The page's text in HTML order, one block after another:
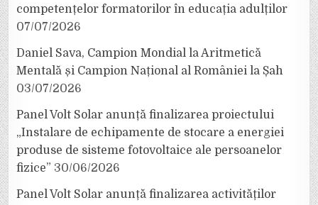
competențelor formatorilor în educația adulților
07/07/2026
Daniel Sava, Campion Mondial la Aritmetică
Mentală și Campion Național al României la Șah
03/07/2026
Panel Volt Solar anunță finalizarea proiectului
„Instalare de echipamente de stocare a energiei
produse de sisteme fotovoltaice ale persoanelor
fizice” 30/06/2026
Panel Volt Solar anunță finalizarea activităților